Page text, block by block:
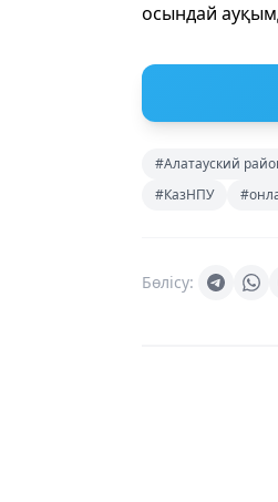
осындай
#Алатауский
#КазНПУ
Бөлісу: